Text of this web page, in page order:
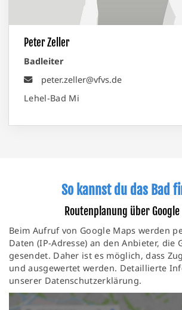
Peter Zeller
Badleiter
peter.zeller@vfvs.de
Lehel-Bad Mi
So kannst du das Bad
Routenplanung über Google
Beim Aufruf von Google Maps werden
Daten (IP-Adresse) an den Anbieter, die
gesendet. Daher ist es möglich, dass
und ausgewertet werden. Detaillierte
unserer Datenschutzerklärung.